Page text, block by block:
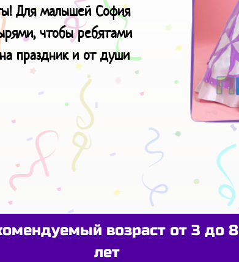
Для малышей София
чтобы ребятами
праздник и от души
возраст от 3 до 8
лет